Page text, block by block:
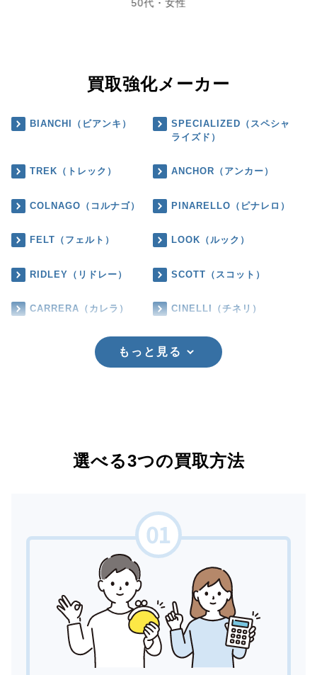
50代・女性
買取強化メーカー
BIANCHI（ビアンキ）
SPECIALIZED（スペシャ
ライズド）
TREK（トレック） ANCHOR（アンカー）
COLNAGO（コルナゴ） PINARELLO（ピナレロ）
FELT（フェルト） LOOK（ルック）
RIDLEY（リドレー） SCOTT（スコット）
CARRERA（カレラ） CINELLI（チネリ）
もっと見る
選べる3つの買取方法